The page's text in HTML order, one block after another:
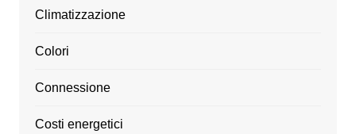
Climatizzazione
Colori
Connessione
Costi energetici